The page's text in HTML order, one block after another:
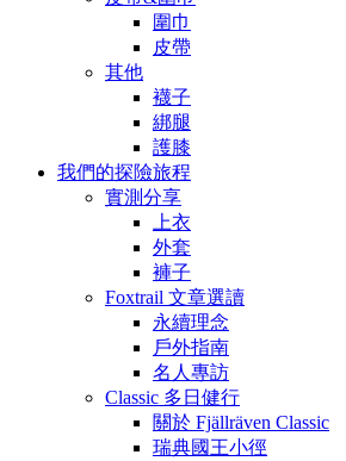
圍巾
皮帶
其他
襪子
綁腿
護膝
我們的探險旅程
實測分享
上衣
外套
褲子
Foxtrail 文章選讀
永續理念
戶外指南
名人專訪
Classic 多日健行
關於 Fjällräven Classic
瑞典國王小徑